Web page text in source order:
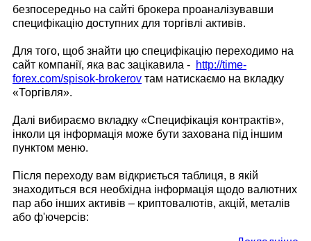
безпосередньо на сайті брокера проаналізувавши
специфікацію доступних для торгівлі активів.
Для того, щоб знайти цю специфікацію переходимо на
сайт компанії, яка вас зацікавила - http://time-
forex.com/spisok-brokerov там натискаємо на вкладку
«Торгівля».
Далі вибираємо вкладку «Специфікація контрактів»,
інколи ця інформація може бути захована під іншим
пунктом меню.
Після переходу вам відкриється таблиця, в якій
знаходиться вся необхідна інформація щодо валютних
пар або інших активів – криптовалютів, акцій, металів
або ф'ючерсів: